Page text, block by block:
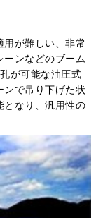
が難しい、非常
ーンなどのブーム
が可能な油圧式
ンで吊り下げた状
となり、汎用性の